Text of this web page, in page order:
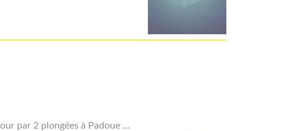
par 2 plongées à Padoue …